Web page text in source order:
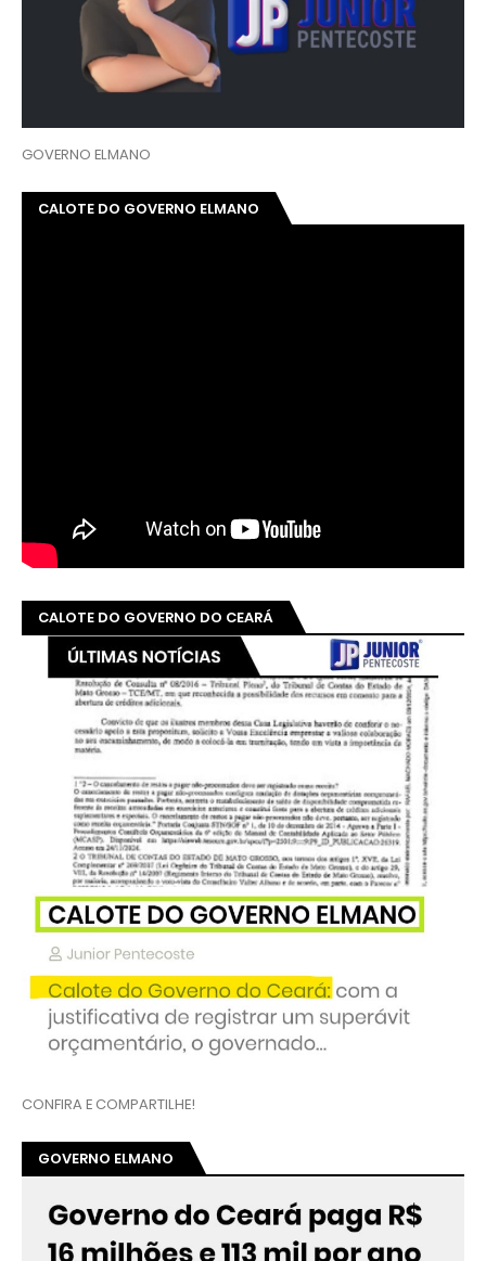
GOVERNO ELMANO
CALOTE DO GOVERNO ELMANO
CALOTE DO GOVERNO DO CEARÁ
CONFIRA E COMPARTILHE!
GOVERNO ELMANO